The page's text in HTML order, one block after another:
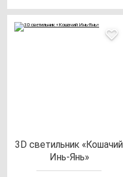
3D све­тиль­ник «Коша­чий
Инь-Янь»